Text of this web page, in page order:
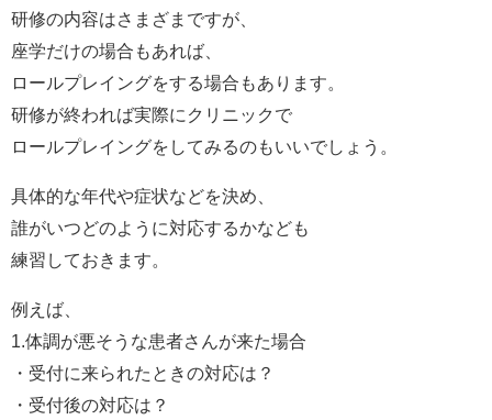
研修の内容はさまざまですが、
座学だけの場合もあれば、
ロールプレイングをする場合もあります。
研修が終われば実際にクリニックで
ロールプレイングをしてみるのもいいでしょう。
具体的な年代や症状などを決め、
誰がいつどのように対応するかなども
練習しておきます。
例えば、
1.体調が悪そうな患者さんが来た場合
・受付に来られたときの対応は？
・受付後の対応は？